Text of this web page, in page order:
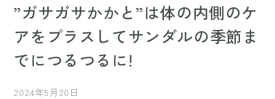
”ガサガサかかと”は体の内側のケ
アをプラスしてサンダルの季節ま
でにつるつるに!
2024年5月20日